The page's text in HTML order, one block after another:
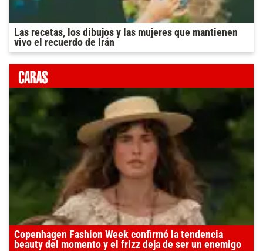
Las recetas, los dibujos y las mujeres que mantienen
vivo el recuerdo de Irán
Copenhagen Fashion Week confirmó la tendencia
beauty del momento y el frizz deja de ser un enemigo